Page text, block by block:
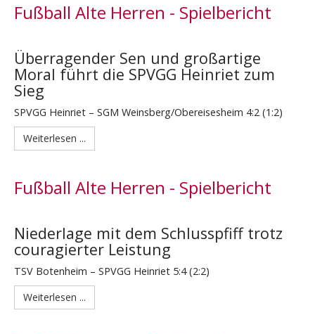
Fußball Alte Herren - Spielbericht
Überragender Sen und großartige
Moral führt die SPVGG Heinriet zum
Sieg
SPVGG Heinriet – SGM Weinsberg/Obereisesheim 4:2 (1:2)
Weiterlesen ...
Fußball Alte Herren - Spielbericht
Niederlage mit dem Schlusspfiff trotz
couragierter Leistung
TSV Botenheim – SPVGG Heinriet 5:4 (2:2)
Weiterlesen ...